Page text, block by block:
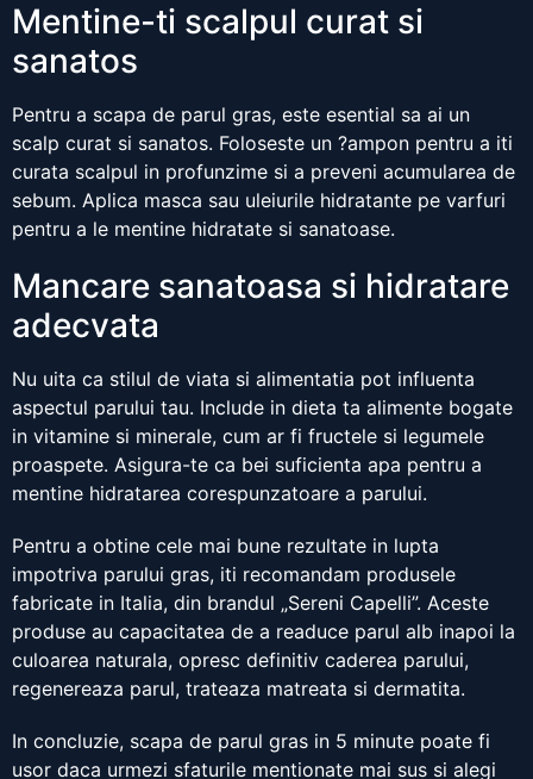
Mentine-ti scalpul curat si
sanatos
Pentru a scapa de parul gras, este esential sa ai un
scalp curat si sanatos. Foloseste un ?ampon pentru a iti
curata scalpul in profunzime si a preveni acumularea de
sebum. Aplica masca sau uleiurile hidratante pe varfuri
pentru a le mentine hidratate si sanatoase.
Mancare sanatoasa si hidratare
adecvata
Nu uita ca stilul de viata si alimentatia pot influenta
aspectul parului tau. Include in dieta ta alimente bogate
in vitamine si minerale, cum ar fi fructele si legumele
proaspete. Asigura-te ca bei suficienta apa pentru a
mentine hidratarea corespunzatoare a parului.
Pentru a obtine cele mai bune rezultate in lupta
impotriva parului gras, iti recomandam produsele
fabricate in Italia, din brandul „Sereni Capelli”. Aceste
produse au capacitatea de a readuce parul alb inapoi la
culoarea naturala, opresc definitiv caderea parului,
regenereaza parul, trateaza matreata si dermatita.
In concluzie, scapa de parul gras in 5 minute poate fi
usor daca urmezi sfaturile mentionate mai sus si alegi